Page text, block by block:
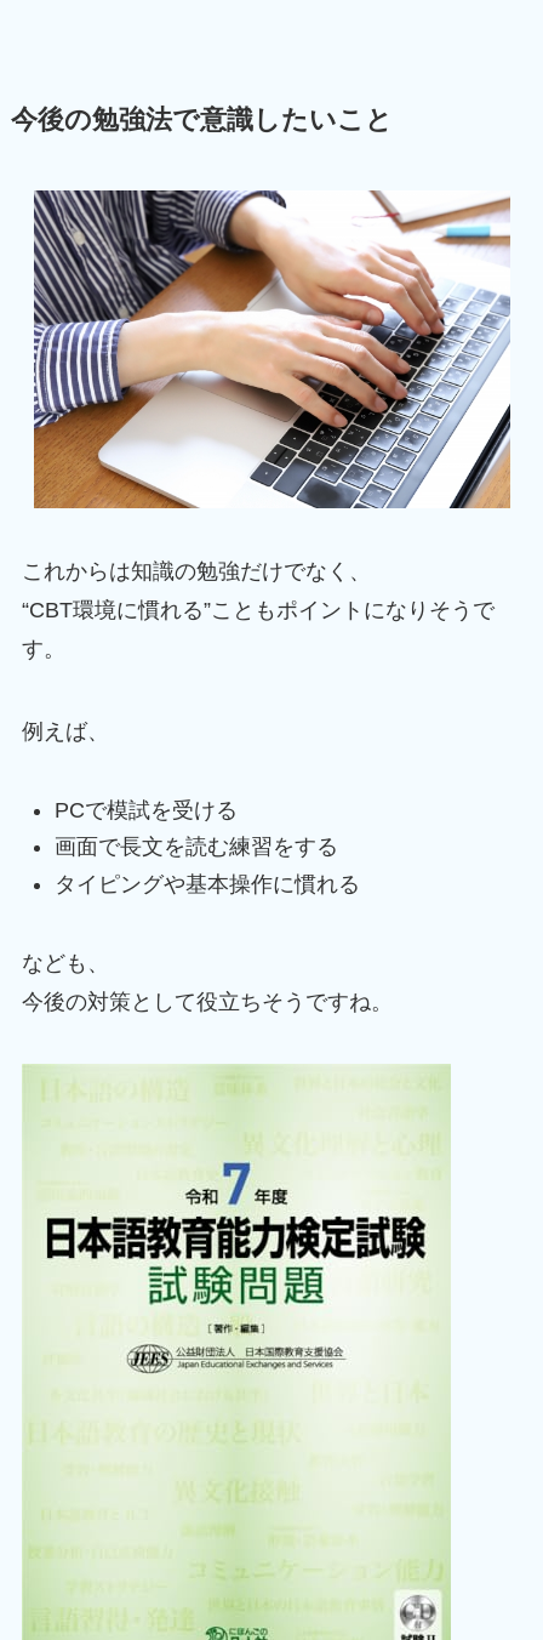
今後の勉強法で意識したいこと
これからは知識の勉強だけでなく、
“CBT環境に慣れる”こともポイントになりそうで
す。
例えば、
PCで模試を受ける
画面で長文を読む練習をする
タイピングや基本操作に慣れる
なども、
今後の対策として役立ちそうですね。